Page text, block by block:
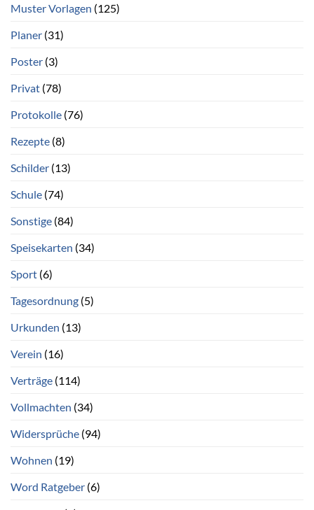
Muster Vorlagen (125)
Planer (31)
Poster (3)
Privat (78)
Protokolle (76)
Rezepte (8)
Schilder (13)
Schule (74)
Sonstige (84)
Speisekarten (34)
Sport (6)
Tagesordnung (5)
Urkunden (13)
Verein (16)
Verträge (114)
Vollmachten (34)
Widersprüche (94)
Wohnen (19)
Word Ratgeber (6)